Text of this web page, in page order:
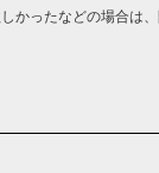
ったなどの場合は